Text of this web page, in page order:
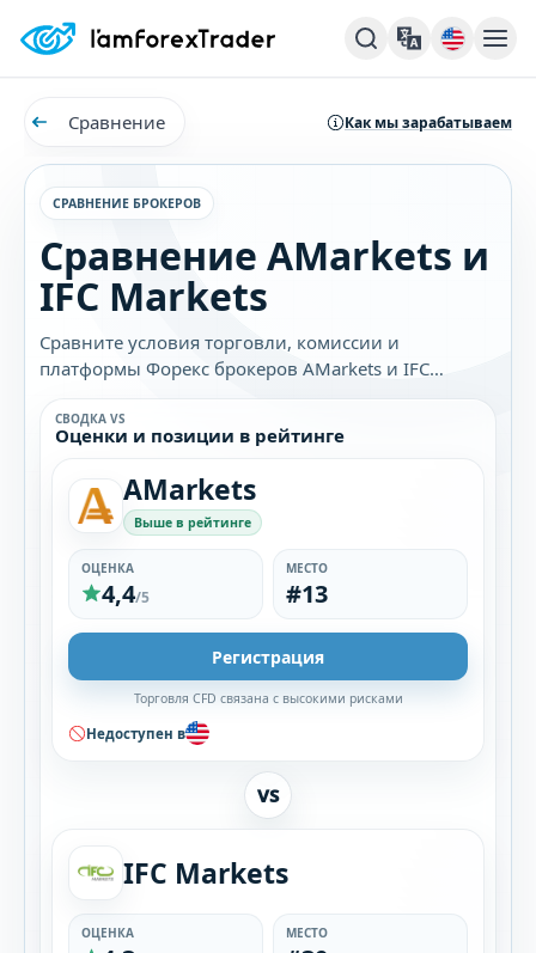
Сравнение Как мы зарабатываем
СРАВНЕНИЕ БРОКЕРОВ
Сравнение AMarkets и
IFC Markets
Сравните условия торговли, комиссии и
платформы Форекс брокеров AMarkets и IFC
Markets. Узнайте, какой брокер лучше подходит
именно вам.
СВОДКА VS
Оценки и позиции в рейтинге
AMarkets
Выше в рейтинге
ОЦЕНКА
4,4/5
МЕСТО
#13
Регистрация
Торговля CFD связана с высокими рисками
Недоступен в
VS
IFC Markets
ОЦЕНКА МЕСТО